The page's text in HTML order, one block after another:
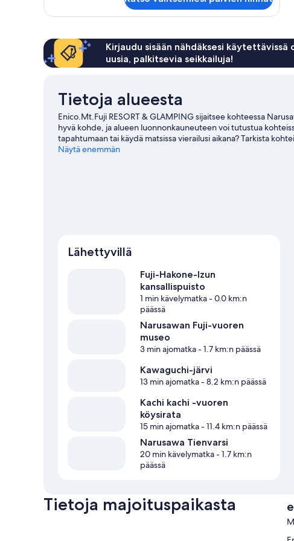
Friendly
Kirjaudu sisään nähdäksesi
uusia, palkitsevia seikkailuja!
Tietoja alueesta
Enico.Mt.Fuji RESORT & GLAMPING sijaitsee kohteessa
hyvä kohde, ja alueen luonnonkauneuteen voi tutustua
tapahtumaan tai käydä matsissa vierailusi aikana? Tarkista
Vieraile matkaoppaassamme kohteeseen Narusawa
Näytä enemmän
Lähettyvillä
Fuji-Hakone-Izun
kansallispuisto
1 min kävelymatka- 0.0 km:n
päässä
Narusawan Fuji-vuoren
museo
3 min ajomatka- 1.7 km:n päässä
Kawaguchi-järvi
13 min ajomatka- 8.2 km:n päässä
Kachi kachi -vuoren
köysirata
15 min ajomatka- 11.4 km:n päässä
Narusawa Tienvarsi
20 min kävelymatka- 1.7 km:n
päässä
Tietoja majoituspaikasta